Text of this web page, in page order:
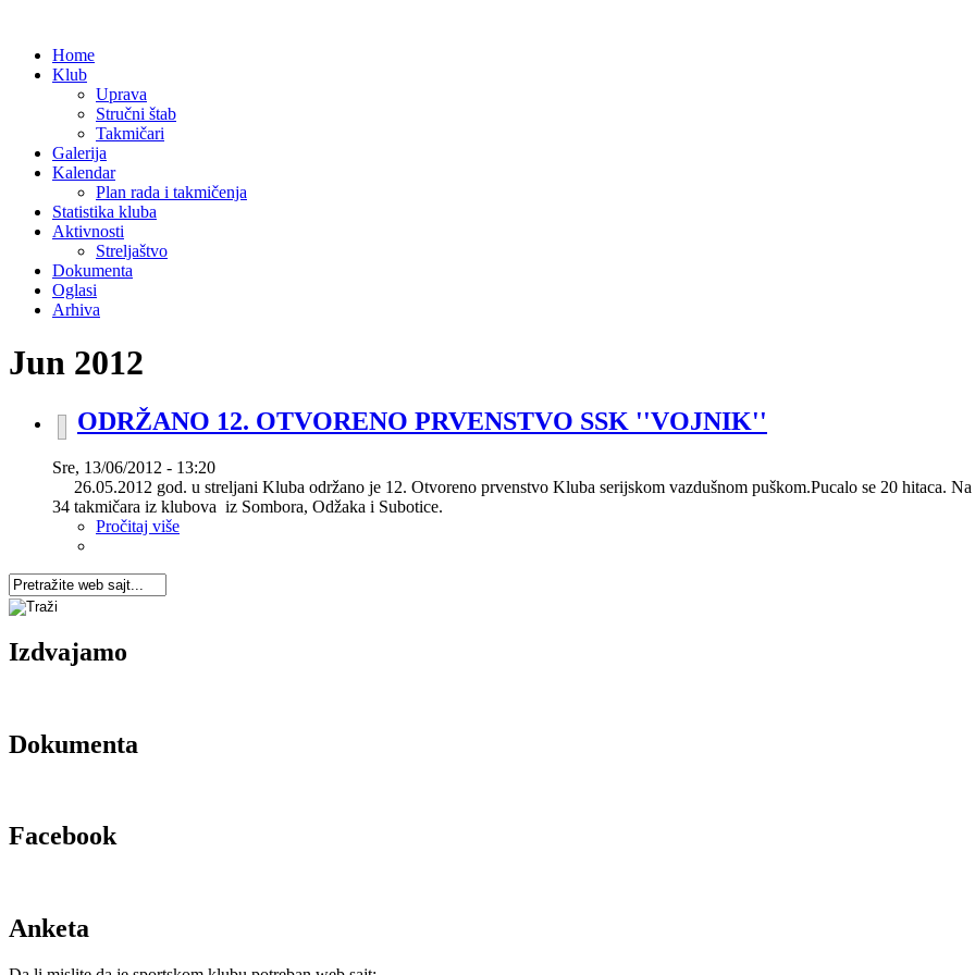
Home
Klub
Uprava
Stručni štab
Takmičari
Galerija
Kalendar
Plan rada i takmičenja
Statistika kluba
Aktivnosti
Streljaštvo
Dokumenta
Oglasi
Arhiva
Jun 2012
ODRŽANO 12. OTVORENO PRVENSTVO SSK ''VOJNIK''
Sre, 13/06/2012 - 13:20
26.05.2012 god. u streljani Kluba održano je 12. Otvoreno prvenstvo Kluba serijskom vazdušnom puškom.Pucalo se 20 hitaca.
34 takmičara iz klubova iz Sombora, Odžaka i Subotice.
Pročitaj više
Izdvajamo
Dokumenta
Facebook
Anketa